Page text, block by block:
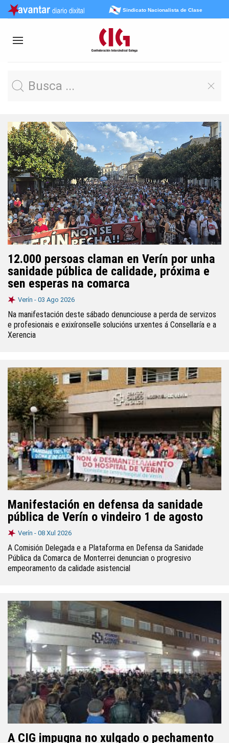
Sindicato Nacionalista de Clase
12.000 persoas claman en Verín por unha
sanidade pública de calidade, próxima e
sen esperas na comarca
Verín - 03 Ago 2026
Na manifestación deste sábado denunciouse a perda de servizos
e profesionais e exixíronselle solucións urxentes á Consellaría e a
Xerencia
Manifestación en defensa da sanidade
pública de Verín o vindeiro 1 de agosto
Verín - 08 Xul 2026
A Comisión Delegada e a Plataforma en Defensa da Sanidade
Pública da Comarca de Monterrei denuncian o progresivo
empeoramento da calidade asistencial
A CIG impugna no xulgado o pechamento